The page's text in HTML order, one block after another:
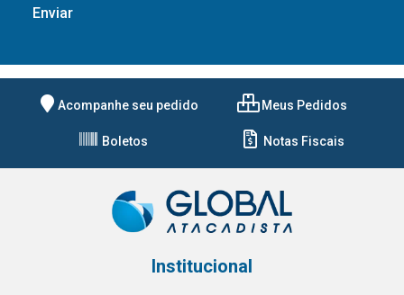
Acompanhe seu pedido Meus Pedidos
Boletos Notas Fiscais
Institucional